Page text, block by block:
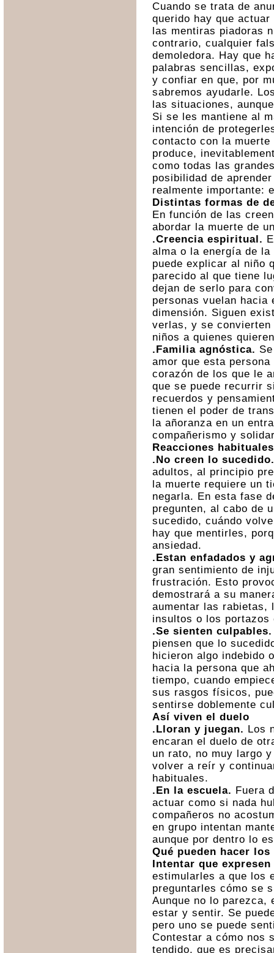
Cuando se trata de
querido hay que
las mentiras piadoras
contrario, cualquier
demoledora. Hay que
palabras sencillas,
y confiar en que, por
sabremos ayudarle.
las situaciones,
Si se les mantiene al
intención de
contacto con la muerte
produce,
como todas las
posibilidad de
realmente importante:
Distintas formas de
En función de las
abordar la muerte de
.Creencia espiritual.
alma o la energía de
puede explicar al niño
parecido al que tiene
dejan de serlo para
personas vuelan
dimensión. Siguen
verlas, y se convierten
niños a quienes
.Familia agnóstica.
amor que esta
corazón de los que le
que se puede recurrir
recuerdos y
tienen el poder de
la añoranza en un
compañerismo y
Reacciones habituales
.No creen lo
adultos, al principio
la muerte requiere un
negarla. En esta fase
pregunten, al cabo de
sucedido, cuándo
hay que mentirles,
ansiedad.
.Estan enfadados y
gran sentimiento de
frustración. Esto
demostrará a su
aumentar las rabietas,
insultos o los portazos
.Se sienten culpables.
piensen que lo
hicieron algo indebido
hacia la persona que
tiempo, cuando
sus rasgos físicos,
sentirse doblemente
Así viven el duelo
.Lloran y juegan. Los
encaran el duelo de
un rato, no muy largo
volver a reír y
habituales.
.En la escuela. Fuera
actuar como si nada
compañeros no
en grupo intentan
aunque por dentro lo
Qué pueden hacer los
Intentar que
estimularles a que los
preguntarles cómo se
Aunque no lo parezca,
estar y sentir. Se
pero uno se puede
Contestar a cómo nos
tendido, que es